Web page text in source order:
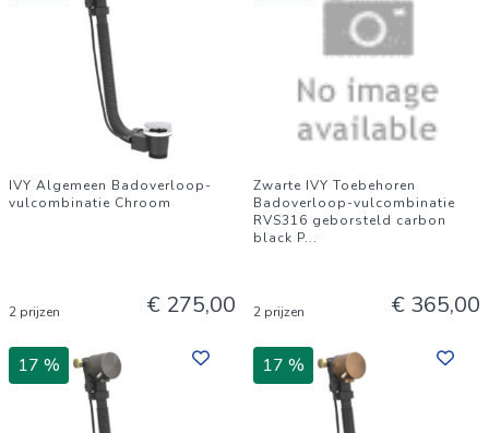
IVY Algemeen Badoverloop-
vulcombinatie Chroom
2 prijzen € 275,00
Zwarte IVY Toebehoren
Badoverloop-vulcombinatie
RVS316 geborsteld carbon
black P...
2 prijzen € 365,00
17 % 17 %